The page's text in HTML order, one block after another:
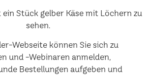
Webseite können Sie sich zu
und -Webinaren anmelden,
Bestellungen aufgeben und